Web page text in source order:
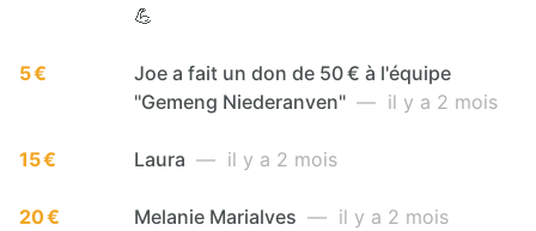
💪
5 €
Joe a fait un don de 50 € à l'équipe
"Gemeng Niederanven" — il y a 2 mois
15 € Laura — il y a 2 mois
20 € Melanie Marialves — il y a 2 mois